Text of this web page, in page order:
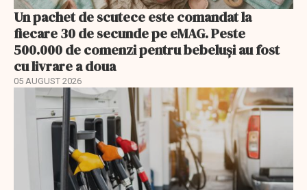
Un pachet de scutece este comandat la
fiecare 30 de secunde pe eMAG. Peste
500.000 de comenzi pentru bebeluși au fost
cu livrare a doua
05 AUGUST 2026